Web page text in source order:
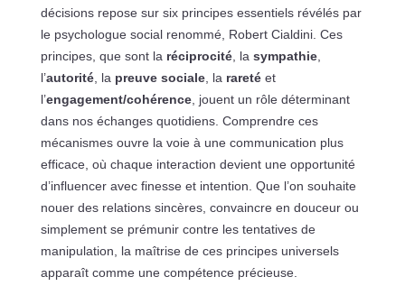
décisions repose sur six principes essentiels révélés par
le psychologue social renommé, Robert Cialdini. Ces
principes, que sont la réciprocité, la sympathie,
l’autorité, la preuve sociale, la raretéet
l’engagement/cohérence, jouent un rôle déterminant
dans nos échanges quotidiens. Comprendre ces
mécanismes ouvre la voie à une communication plus
efficace, où chaque interaction devient une opportunité
d’influencer avec finesse et intention. Que l’on souhaite
nouer des relations sincères, convaincre en douceur ou
simplement se prémunir contre les tentatives de
manipulation, la maîtrise de ces principes universels
apparaît comme une compétence précieuse.